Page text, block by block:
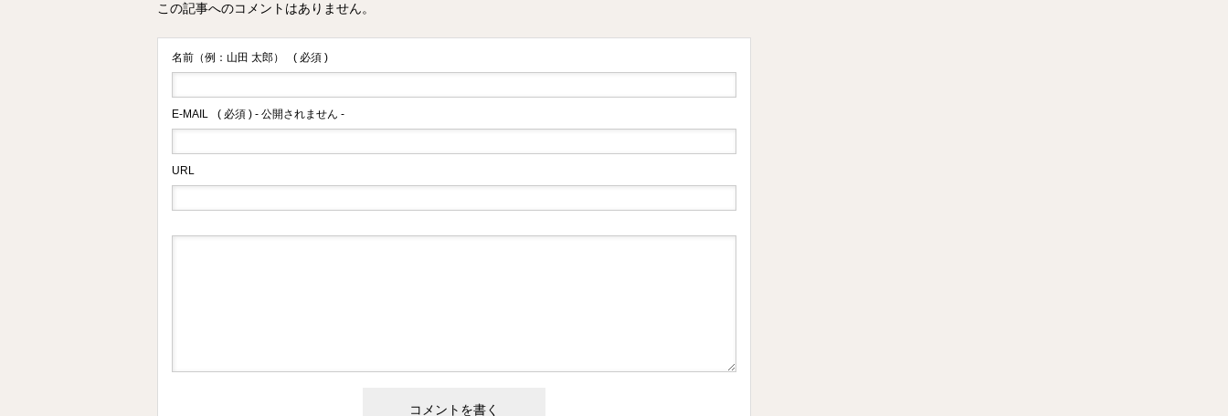
この記事へのコメントはありません。
名前（例：山田 太郎） ( 必須 )
E-MAIL ( 必須 ) - 公開されません -
URL